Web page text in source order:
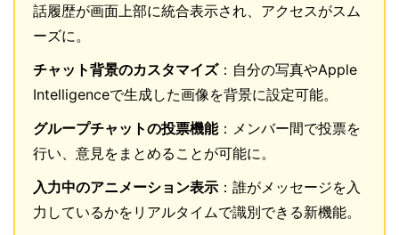
話履歴が画面上部に統合表示され、アクセスがスム
ーズに。
チャット背景のカスタマイズ：自分の写真やApple
Intelligenceで生成した画像を背景に設定可能。
グループチャットの投票機能：メンバー間で投票を
行い、意見をまとめることが可能に。
入力中のアニメーション表示 ：誰がメッセージを入
力しているかをリアルタイムで識別できる新機能。